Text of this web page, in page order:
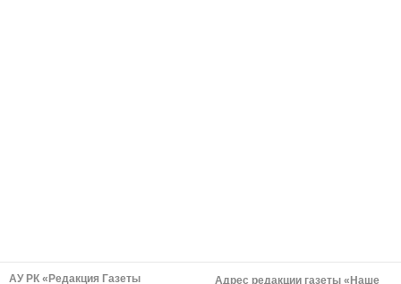
АУ РК «Редакция Газеты
Адрес редакции газеты «Наше